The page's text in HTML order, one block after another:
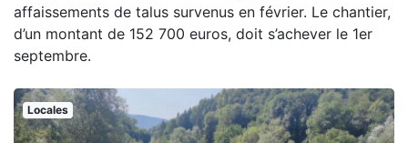
affaissements de talus survenus en février. Le chantier,
d’un montant de 152 700 euros, doit s’achever le 1er
septembre.
Locales